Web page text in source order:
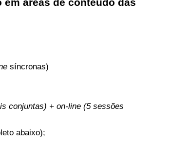
síncronas)
conjuntas) + on-line (5 sessões
abaixo);